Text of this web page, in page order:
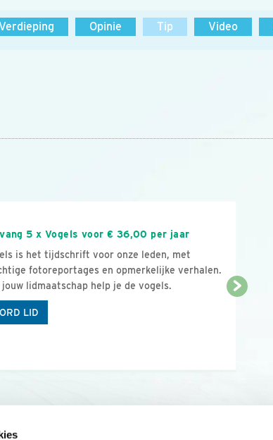
Verdieping Opinie Tip Video
5 x Vogels voor € 36,00 per jaar
is het tijdschrift voor onze leden, met
fotoreportages en opmerkelijke verhalen.
jouw lidmaatschap help je de vogels.
LID